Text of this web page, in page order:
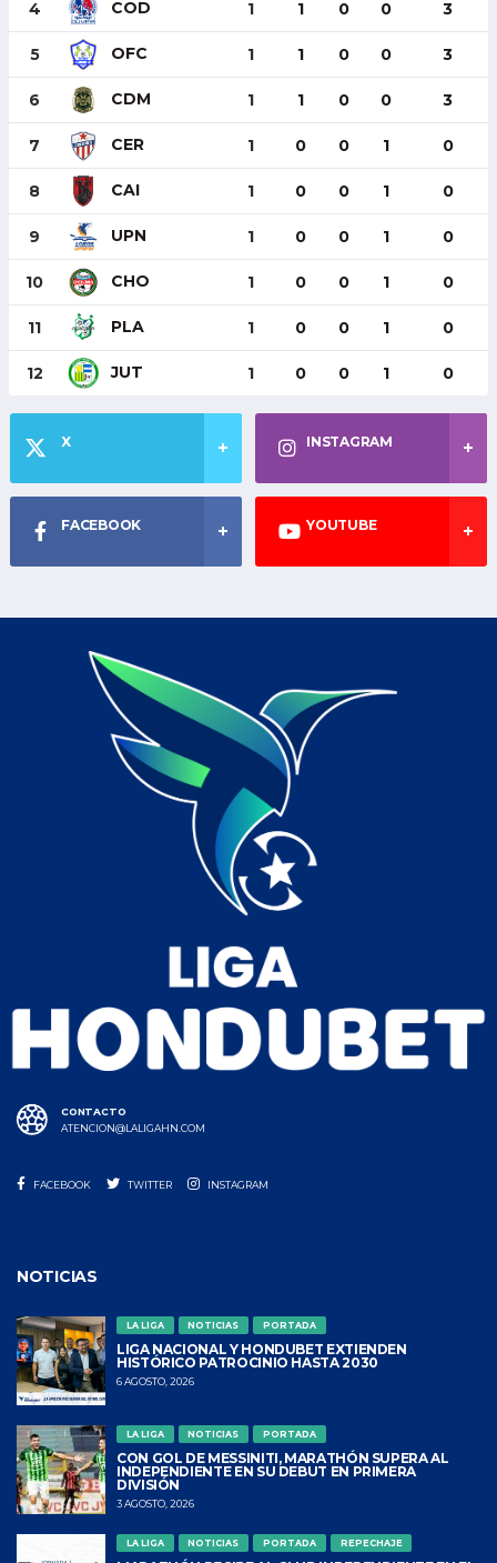
4 COD 1 1 0 0 3
5 OFC 1 1 0 0 3
6 CDM 1 1 0 0 3
7 CER 1 0 0 1 0
8 CAI 1 0 0 1 0
9 UPN 1 0 0 1 0
10 CHO 1 0 0 1 0
11 PLA 1 0 0 1 0
12 JUT 1 0 0 1 0
X INSTAGRAM
FACEBOOK YOUTUBE
CONTACTO
ATENCION@LALIGAHN.COM
FACEBOOK TWITTER INSTAGRAM
NOTICIAS
LA LIGA NOTICIAS PORTADA
LIGA NACIONAL Y HONDUBET EXTIENDEN
HISTÓRICO PATROCINIO HASTA 2030
6 AGOSTO, 2026
LA LIGA NOTICIAS PORTADA
CON GOL DE MESSINITI, MARATHÓN SUPERA AL
INDEPENDIENTE EN SU DEBUT EN PRIMERA
DIVISIÓN
3 AGOSTO, 2026
LA LIGA NOTICIAS PORTADA REPECHAJE